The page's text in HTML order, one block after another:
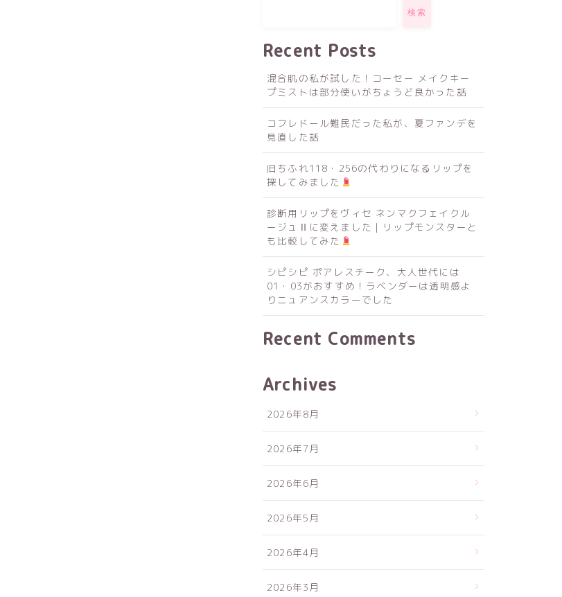
検索
Recent Posts
混合肌の私が試した！コーセー メイクキー
プミストは部分使いがちょうど良かった話
コフレドール難民だった私が、夏ファンデを
見直した話
旧ちふれ118・256の代わりになるリップを
探してみました
診断用リップをヴィセ ネンマクフェイクル
ージュⅡに変えました｜リップモンスターと
も比較してみた
シピシピ ポアレスチーク、大人世代には
01・03がおすすめ！ラベンダーは透明感よ
りニュアンスカラーでした
Recent Comments
Archives
2026年8月
2026年7月
2026年6月
2026年5月
2026年4月
2026年3月